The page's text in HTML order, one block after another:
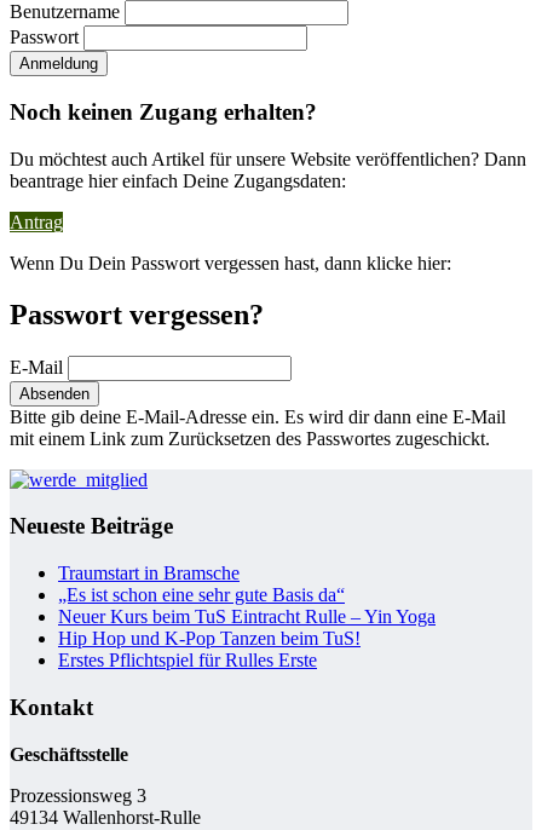
Benutzername
Passwort
Noch keinen Zugang erhalten?
Du möchtest auch Artikel für unsere Website veröffentlichen? Dann
beantrage hier einfach Deine Zugangsdaten:
Antrag
Wenn Du Dein Passwort vergessen hast, dann klicke hier:
Passwort vergessen?
E-Mail
Bitte gib deine E-Mail-Adresse ein. Es wird dir dann eine E-Mail
mit einem Link zum Zurücksetzen des Passwortes zugeschickt.
Neueste Beiträge
Traumstart in Bramsche
„Es ist schon eine sehr gute Basis da“
Neuer Kurs beim TuS Eintracht Rulle – Yin Yoga
Hip Hop und K-Pop Tanzen beim TuS!
Erstes Pflichtspiel für Rulles Erste
Kontakt
Geschäftsstelle
Prozessionsweg 3
49134 Wallenhorst-Rulle